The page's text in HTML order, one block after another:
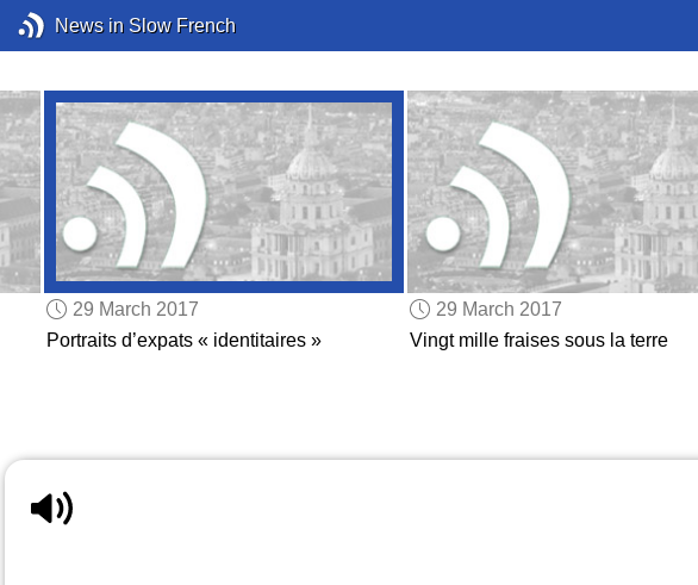
News in Slow French
29 March 2017
Portraits d’expats « identitaires »
29 March 2017
Vingt mille fraises sous la terre